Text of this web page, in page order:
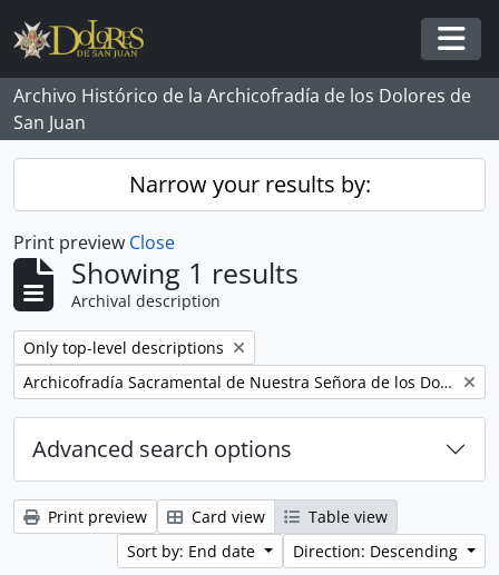
Skip to main content
Archivo Histórico de la Archicofradía de los Dolores de
San Juan
Narrow your results by:
Print preview Close
Showing 1 results
Archival description
Remove filter:
Only top-level descriptions
Remove filter:
Archicofradía Sacramental de Nuestra Señora de los Dolores
Advanced search options
Print preview Card view
Table view
Sort by: End date
Direction: Descending